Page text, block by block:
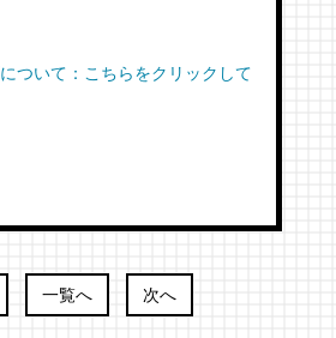
ついて：こちらをクリックして
一覧へ 次へ